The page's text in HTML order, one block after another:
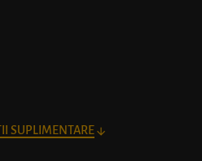
SUPLIMENTARE